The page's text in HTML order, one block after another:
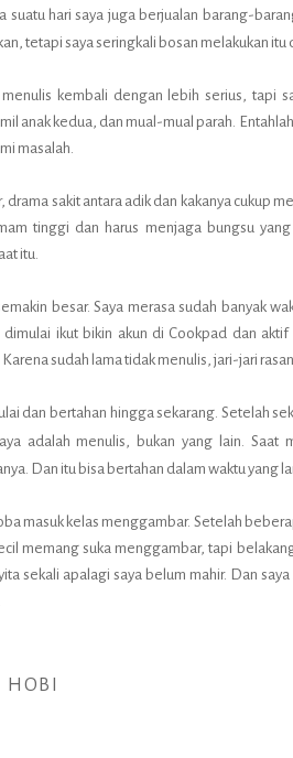
suatu hari saya juga berjualan barang-
tetapi saya seringkali bosan melakukan itu
menulis kembali dengan lebih serius, tapi
anak kedua, dan mual-mual parah.
masalah.
drama sakit antara adik dan kakanya cukup
tinggi dan harus menjaga bungsu
itu.
besar. Saya merasa sudah banyak
dimulai ikut bikin akun di Cookpad dan
sudah lama tidak menulis, jari-jari
dan bertahan hingga sekarang. Setelah
adalah menulis, bukan yang lain. Saat
Dan itu bisa bertahan dalam waktu yang
masuk kelas menggambar. Setelah
memang suka menggambar, tapi
sekali apalagi saya belum mahir. Dan
HOBI